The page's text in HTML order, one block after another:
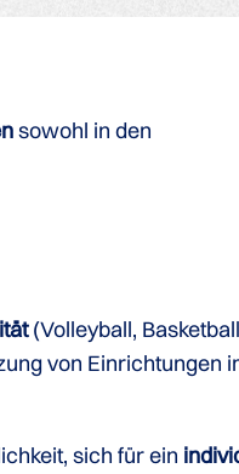
sowohl in den
(Volleyball,
von Einrichtungen
sich für ein